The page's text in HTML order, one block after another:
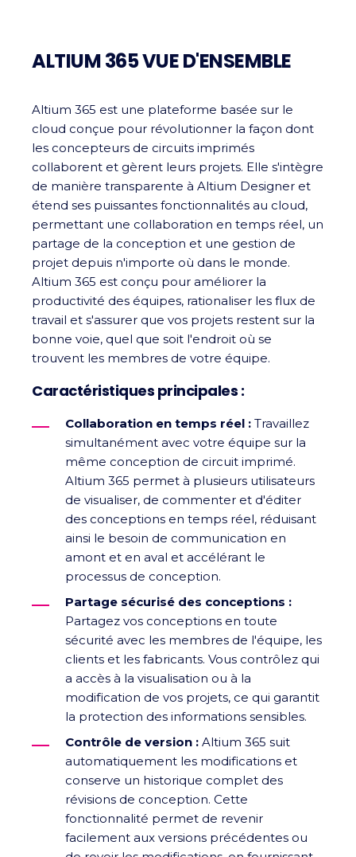
ALTIUM 365 VUE D'ENSEMBLE
Altium 365 est une plateforme basée sur le
cloud conçue pour révolutionner la façon dont
les concepteurs de circuits imprimés
collaborent et gèrent leurs projets. Elle s'intègre
de manière transparente à Altium Designer et
étend ses puissantes fonctionnalités au cloud,
permettant une collaboration en temps réel, un
partage de la conception et une gestion de
projet depuis n'importe où dans le monde.
Altium 365 est conçu pour améliorer la
productivité des équipes, rationaliser les flux de
travail et s'assurer que vos projets restent sur la
bonne voie, quel que soit l'endroit où se
trouvent les membres de votre équipe.
Caractéristiques principales :
Collaboration en temps réel : Travaillez
simultanément avec votre équipe sur la
même conception de circuit imprimé.
Altium 365 permet à plusieurs utilisateurs
de visualiser, de commenter et d'éditer
des conceptions en temps réel, réduisant
ainsi le besoin de communication en
amont et en aval et accélérant le
processus de conception.
Partage sécurisé des conceptions :
Partagez vos conceptions en toute
sécurité avec les membres de l'équipe, les
clients et les fabricants. Vous contrôlez qui
a accès à la visualisation ou à la
modification de vos projets, ce qui garantit
la protection des informations sensibles.
Contrôle de version : Altium 365 suit
automatiquement les modifications et
conserve un historique complet des
révisions de conception. Cette
fonctionnalité permet de revenir
facilement aux versions précédentes ou